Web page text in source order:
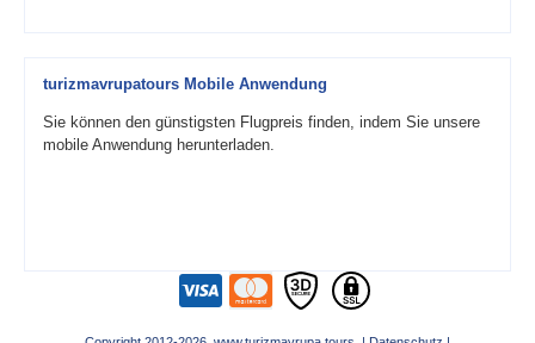
turizmavrupatours Mobile Anwendung
Sie können den günstigsten Flugpreis finden, indem Sie unsere
mobile Anwendung herunterladen.